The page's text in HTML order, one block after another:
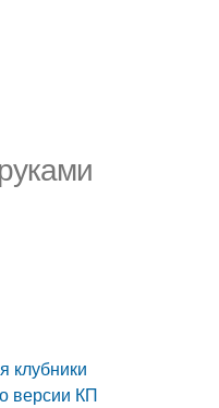
клубники
версии КП